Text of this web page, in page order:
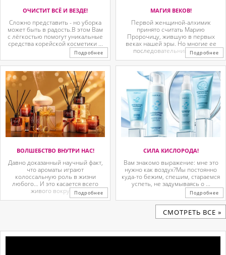
ОЧИСТИТ ВСЁ И ВЕЗДЕ!
Сложно представить - но уборка
может быть в радость.В этом Вам
с лёгкостью помогут уникальные
средства корейской косметики ...
Подробнее
МАГИЯ ВЕКОВ!
Первой женщиной-алхимик
принято считать Марию
Пророчицу, жившую в первых
веках нашей эры. Но многие ее
последовательницы так ...
Подробнее
ВОЛШЕБСТВО ВНУТРИ НАС!
Давно доказанный научный факт,
что ароматы играют
колоссальную роль в жизни
любого… И это касается всего
живого вокруг. ...Подробнее
СИЛА КИСЛОРОДА!
Вам знакомо выражение: мне это
нужно как воздух?Мы постоянно
куда-то бежим, спешим, стараемся
успеть, не задумываясь о ...
Подробнее
CМОТРЕТЬ ВСЕ »